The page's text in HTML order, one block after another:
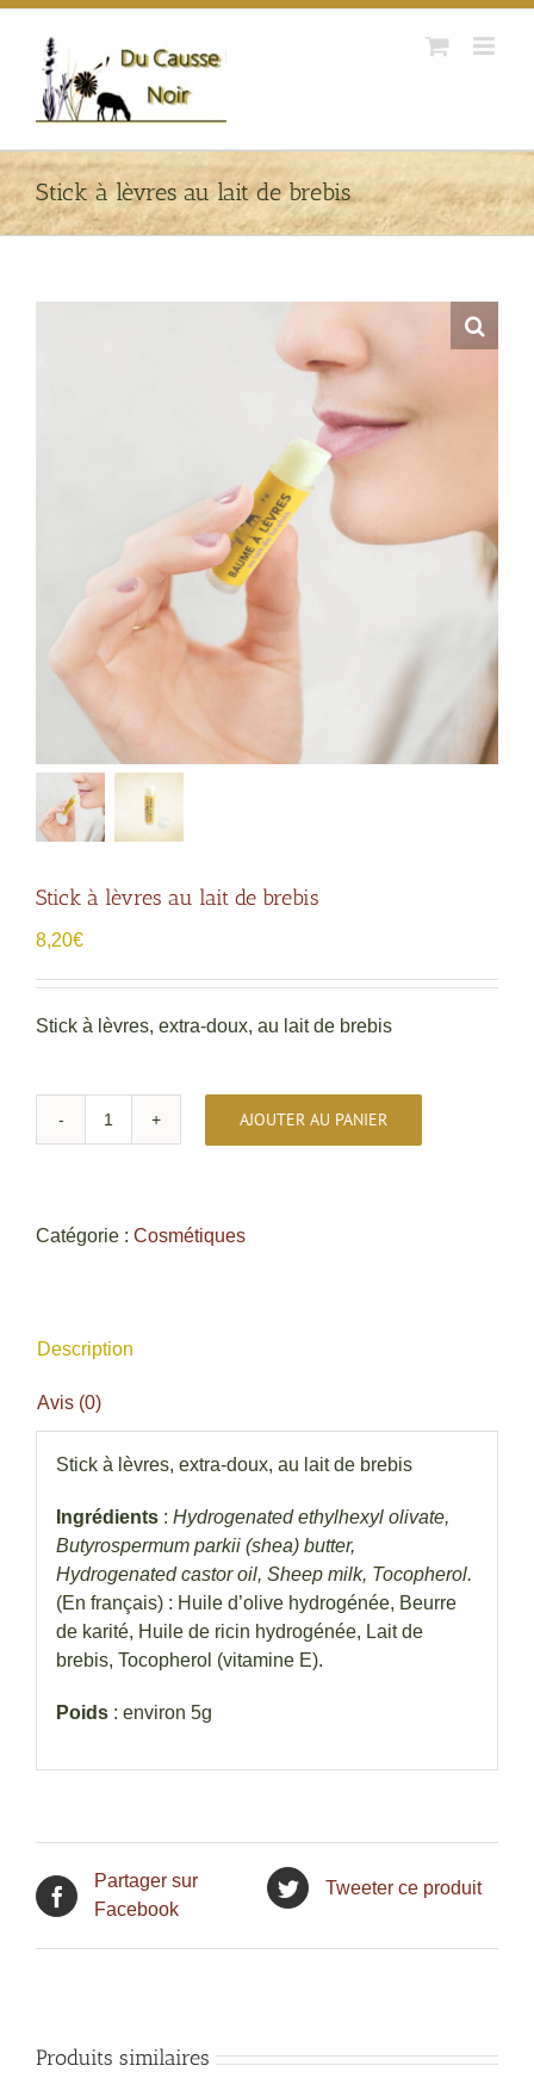
Passer
contenu
Stick à lèvres au lait de brebis
Stick à lèvres au lait de brebis
8,20€
Stick à lèvres, extra-doux, au lait de brebis
quantité
lèvres
brebis
AJOUTER AU PANIER
Catégorie : Cosmétiques
Description
Avis (0)
Stick à lèvres, extra-doux, au lait de brebis
Ingrédients: Hydrogenated ethylhexyl olivate,
Butyrospermum parkii (shea) butter,
Hydrogenated castor oil, Sheep milk, Tocopherol.
(En français) : Huile d’olive hydrogénée, Beurre
de karité, Huile de ricin hydrogénée, Lait de
brebis, Tocopherol (vitamine E).
Poids: environ 5g
Partager sur
Facebook
Tweeter ce produit
Produits similaires